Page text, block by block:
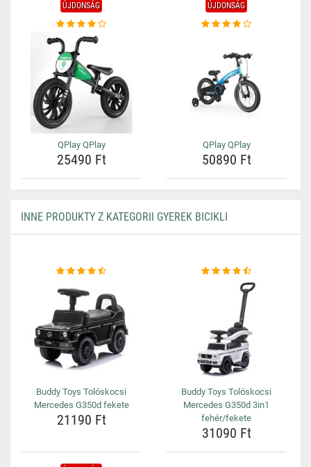
ÚJDONSÁG
QPlay QPlay
25490 Ft
ÚJDONSÁG
QPlay QPlay
50890 Ft
INNE PRODUKTY Z KATEGORII GYEREK BICIKLI
Buddy Toys Tolóskocsi
Mercedes G350d fekete
21190 Ft
Buddy Toys Tolóskocsi
Mercedes G350d 3in1
fehér/fekete
31090 Ft